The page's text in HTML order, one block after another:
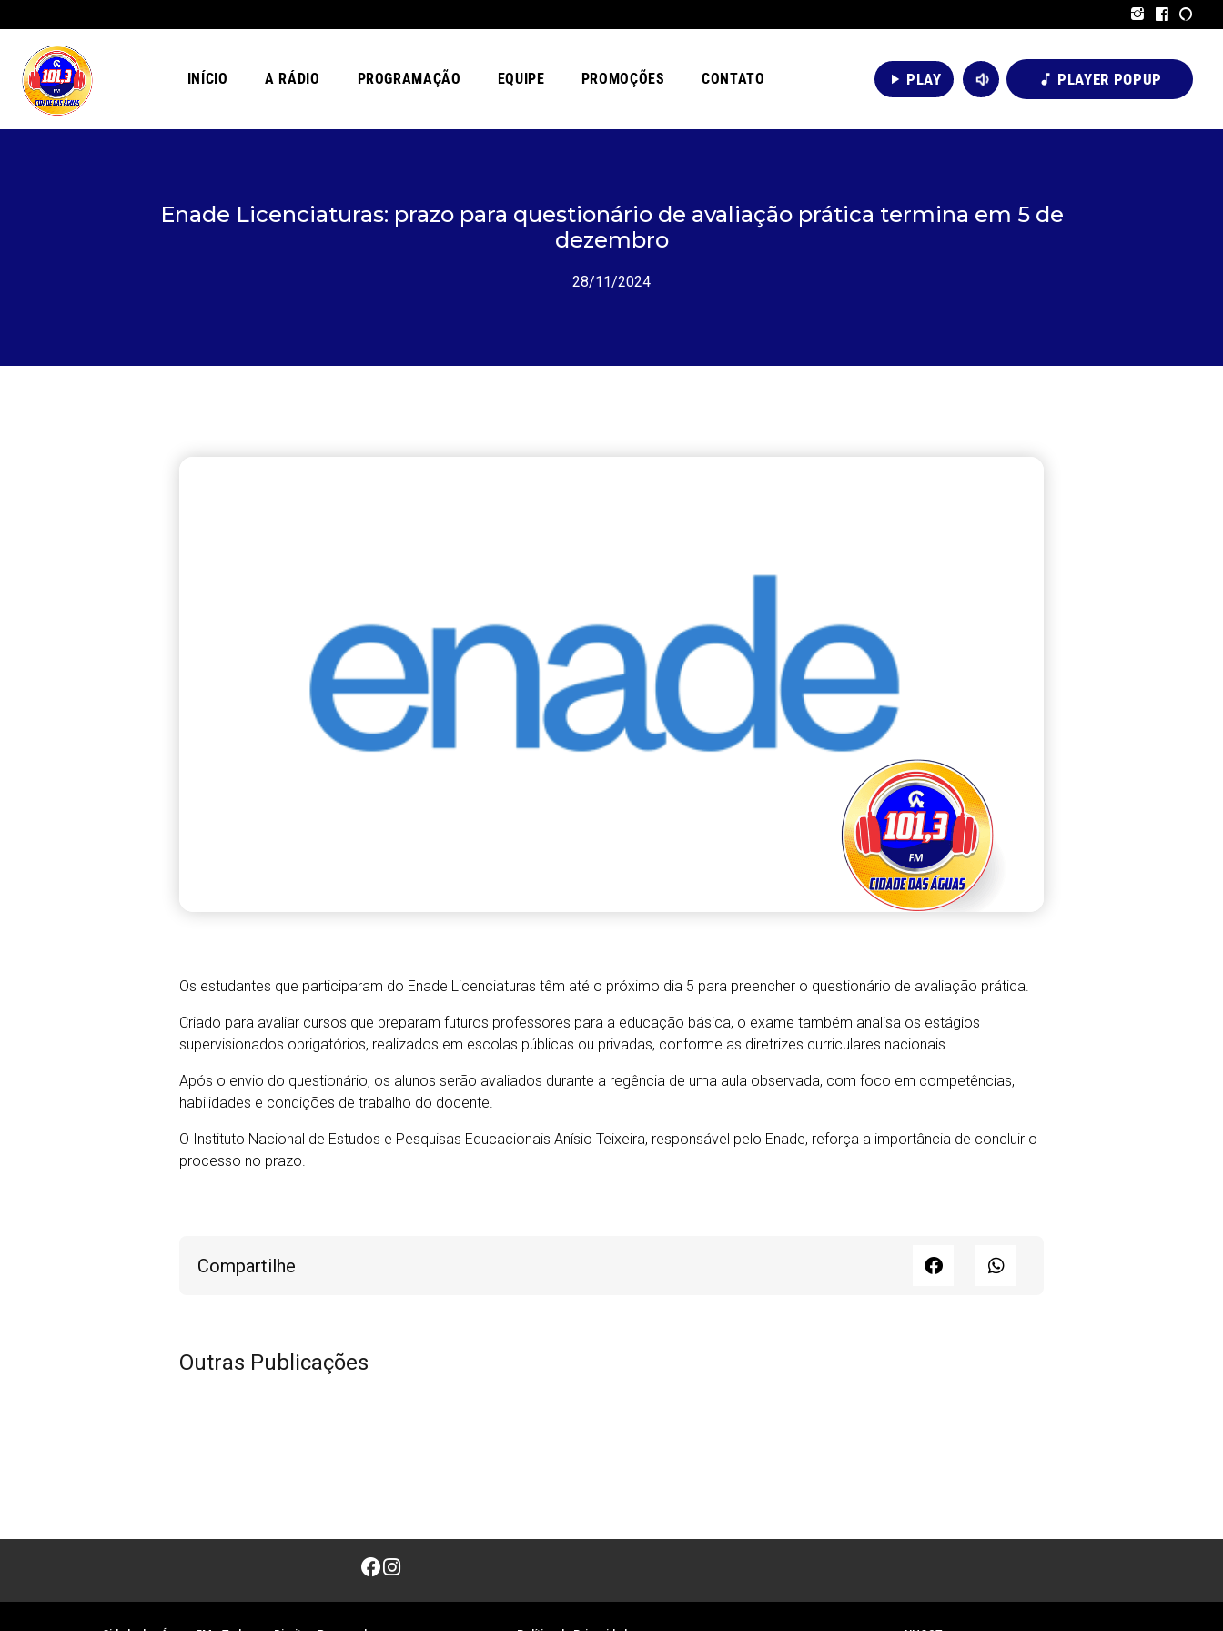
INÍCIO A RÁDIO PROGRAMAÇÃO EQUIPE PROMOÇÕES CONTATO play_arrow PLAY volume_down music_note PLAYER POPUP
Enade Licenciaturas: prazo para questionário de avaliação prática termina em 5 de
dezembro
28/11/2024
Os estudantes que participaram do Enade Licenciaturas têm até o próximo dia 5 para preencher o questionário de avaliação prática.
Criado para avaliar cursos que preparam futuros professores para a educação básica, o exame também analisa os estágios
supervisionados obrigatórios, realizados em escolas públicas ou privadas, conforme as diretrizes curriculares nacionais.
Após o envio do questionário, os alunos serão avaliados durante a regência de uma aula observada, com foco em competências,
habilidades e condições de trabalho do docente.
O Instituto Nacional de Estudos e Pesquisas Educacionais Anísio Teixeira, responsável pelo Enade, reforça a importância de concluir o
processo no prazo.
Compartilhe
Outras Publicações